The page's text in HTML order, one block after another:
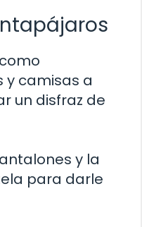
y camisas a
un disfraz de
y la
para darle